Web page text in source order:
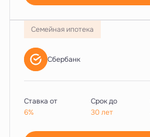
Семейная ипотека
Сбербанк
Ставка от
6%
Срок до
30 лет